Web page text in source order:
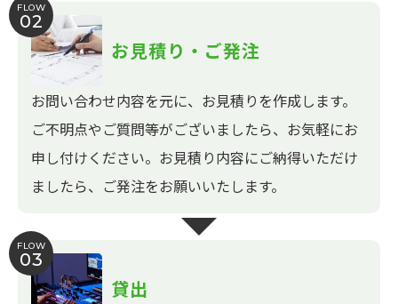
FLOW
02
お見積り・ご発注
お問い合わせ内容を元に、お見積りを作成します。
ご不明点やご質問等がございましたら、お気軽にお
申し付けください。お見積り内容にご納得いただけ
ましたら、ご発注をお願いいたします。
FLOW
03
貸出